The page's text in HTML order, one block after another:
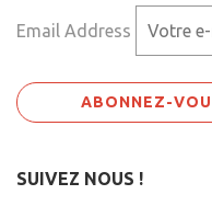
Email Address
SUIVEZ NOUS !